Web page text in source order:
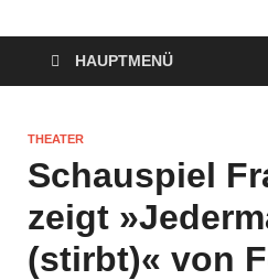
HAUPTMENÜ
THEATER
Schauspiel
zeigt
(stirbt)« von